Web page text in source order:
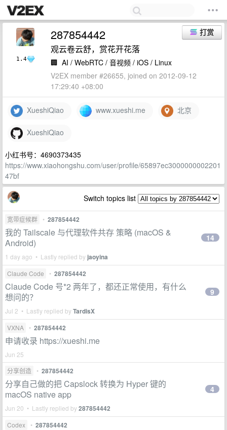
1.4
打赏
287854442
观云卷云舒，赏花开花落
🏢 AI / WebRTC / 音视频 / iOS / Linux
V2EX member #26655, joined on 2012-09-12
17:29:40 +08:00
XueshiQiao www.xueshi.me 北京
XueshiQiao
小红书号：4690373435
https://www.xiaohongshu.com/user/profile/65897ec3000000002201
47bf
Switch topics list
宽带症候群 • 287854442
我的 Tailscale 与代理软件共存 策略 (macOS &
Android)
1 day ago • Lastly replied by jaoyina
14
Claude Code • 287854442
Claude Code 号*2 两年了，都还正常使用，有什么
想问的？
Jul 2 • Lastly replied byTardisX
9
VXNA • 287854442
申请收录 https://xueshi.me
Jun 25
分享创造
• 287854442
分享自己做的把 Capslock 转换为 Hyper 键的
macOS native app
Jun 20 • Lastly replied by287854442
4
Codex • 287854442